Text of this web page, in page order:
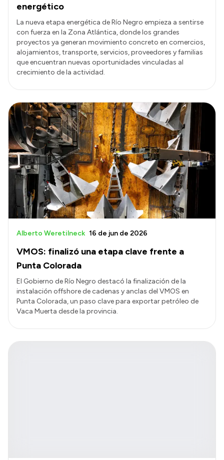
energético
La nueva etapa energética de Río Negro empieza a sentirse
con fuerza en la Zona Atlántica, donde los grandes
proyectos ya generan movimiento concreto en comercios,
alojamientos, transporte, servicios, proveedores y familias
que encuentran nuevas oportunidades vinculadas al
crecimiento de la actividad.
VMOS: finalizó una etapa clave frente a
Punta Colorada
Alberto Weretilneck 16 de jun de 2026
El Gobierno de Río Negro destacó la finalización de la
instalación offshore de cadenas y anclas del VMOS en
Punta Colorada, un paso clave para exportar petróleo de
Vaca Muerta desde la provincia.